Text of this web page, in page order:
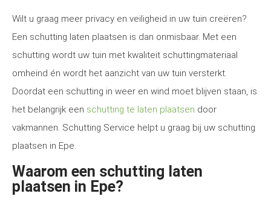
Wilt u graag meer privacy en veiligheid in uw tuin creëren?
Een schutting laten plaatsen is dan onmisbaar. Met een
schutting wordt uw tuin met kwaliteit schuttingmateriaal
omheind én wordt het aanzicht van uw tuin versterkt.
Doordat een schutting in weer en wind moet blijven staan, is
het belangrijk een schutting te laten plaatsen door
vakmannen. Schutting Service helpt u graag bij uw schutting
plaatsen in Epe.
Waarom een schutting laten
plaatsen in Epe?